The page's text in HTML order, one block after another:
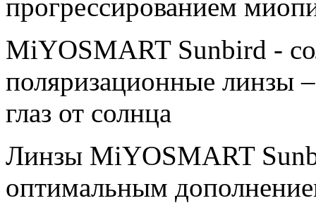
прогрессированием
MiYOSMART Sunbird -
поляризационные линзы
глаз от солнца
Линзы MiYOSMART
оптимальным